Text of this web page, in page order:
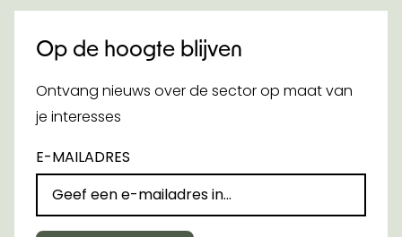
Op de hoogte blijven
Ontvang nieuws over de sector op maat van
je interesses
E-MAILADRES